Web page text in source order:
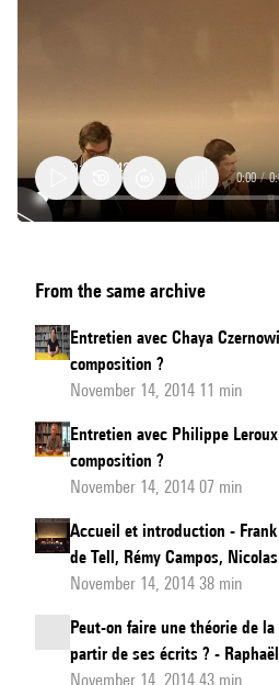
des
trois
entretiens
filmés
0:00 /
From the same archive
Entretien avec Chaya
composition ?
November 14, 2014 11 min
Entretien avec Philippe
composition ?
November 14, 2014 07 min
Accueil et introduction -
de Tell, Rémy Campos,
November 14, 2014 38 min
Peut-on faire une théorie de
partir de ses écrits ? -
November 14, 2014 43 min